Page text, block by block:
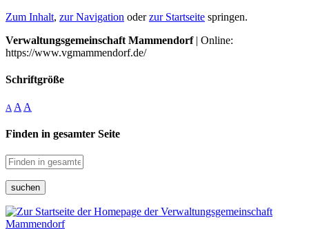
Zum Inhalt, zur Navigation oderzur Startseite springen.
Verwaltungsgemeinschaft Mammendorf| Online:
https://www.vgmammendorf.de/
Schriftgröße
A A A
Finden in gesamter Seite
suchen